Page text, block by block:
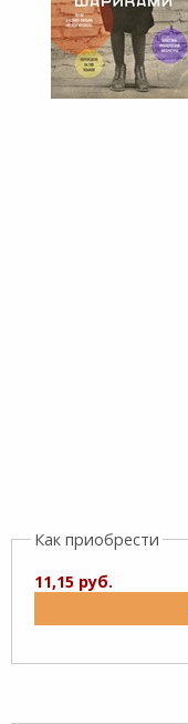
Как приобрести
11,15 руб.